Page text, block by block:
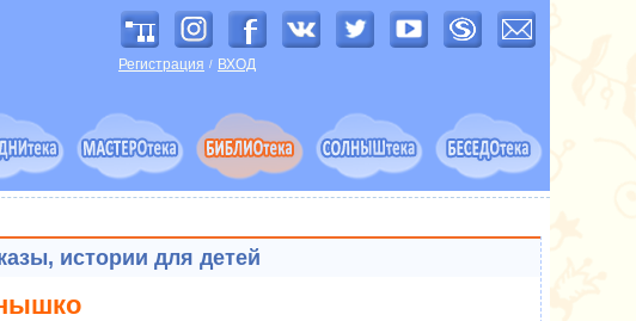
Регистрация / ВХОД
истории для детей